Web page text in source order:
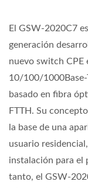
El GSW-2020C7
generación
nuevo switch CPE
10/100/1000Base-
basado en fibra
FTTH. Su
la base de una
usuario
instalación para el
tanto, el GSW-